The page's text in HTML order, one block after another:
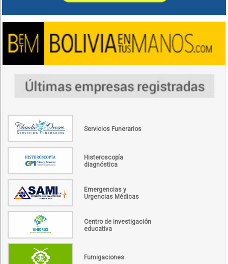
Servicios Funerarios
Histeroscopía
diagnóstica
Emergencias y
Urgencias Médicas
Centro de investigación
educativa
Fumigaciones